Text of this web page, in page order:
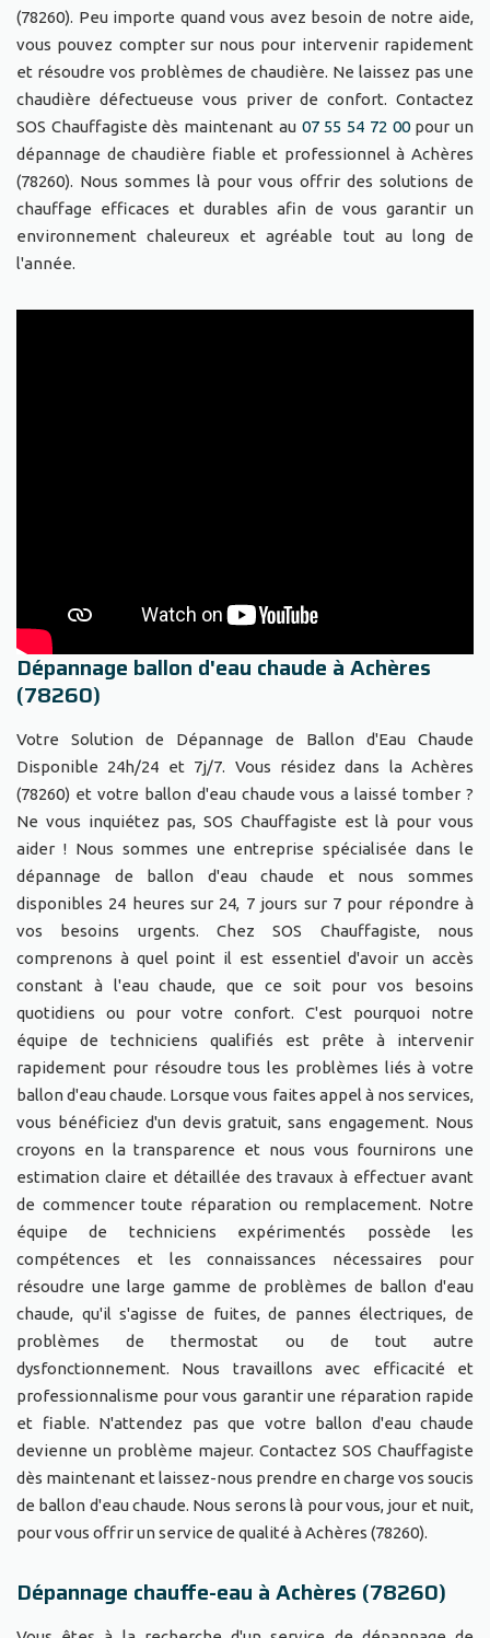
(78260). Peu importe quand vous avez besoin de notre aide,
vous pouvez compter sur nous pour intervenir rapidement
et résoudre vos problèmes de chaudière. Ne laissez pas une
chaudière défectueuse vous priver de confort. Contactez
SOS Chauffagiste dès maintenant au 07 55 54 72 00pour un
dépannage de chaudière fiable et professionnel à Achères
(78260). Nous sommes là pour vous offrir des solutions de
chauffage efficaces et durables afin de vous garantir un
environnement chaleureux et agréable tout au long de
l'année.
Dépannage ballon d'eau chaude à Achères
(78260)
Votre Solution de Dépannage de Ballon d'Eau Chaude
Disponible 24h/24 et 7j/7. Vous résidez dans la Achères
(78260) et votre ballon d'eau chaude vous a laissé tomber ?
Ne vous inquiétez pas, SOS Chauffagiste est là pour vous
aider ! Nous sommes une entreprise spécialisée dans le
dépannage de ballon d'eau chaude et nous sommes
disponibles 24 heures sur 24, 7 jours sur 7 pour répondre à
vos besoins urgents. Chez SOS Chauffagiste, nous
comprenons à quel point il est essentiel d'avoir un accès
constant à l'eau chaude, que ce soit pour vos besoins
quotidiens ou pour votre confort. C'est pourquoi notre
équipe de techniciens qualifiés est prête à intervenir
rapidement pour résoudre tous les problèmes liés à votre
ballon d'eau chaude. Lorsque vous faites appel à nos services,
vous bénéficiez d'un devis gratuit, sans engagement. Nous
croyons en la transparence et nous vous fournirons une
estimation claire et détaillée des travaux à effectuer avant
de commencer toute réparation ou remplacement. Notre
équipe de techniciens expérimentés possède les
compétences et les connaissances nécessaires pour
résoudre une large gamme de problèmes de ballon d'eau
chaude, qu'il s'agisse de fuites, de pannes électriques, de
problèmes de thermostat ou de tout autre
dysfonctionnement. Nous travaillons avec efficacité et
professionnalisme pour vous garantir une réparation rapide
et fiable. N'attendez pas que votre ballon d'eau chaude
devienne un problème majeur. Contactez SOS Chauffagiste
dès maintenant et laissez-nous prendre en charge vos soucis
de ballon d'eau chaude. Nous serons là pour vous, jour et nuit,
pour vous offrir un service de qualité à Achères (78260).
Dépannage chauffe-eau à Achères (78260)